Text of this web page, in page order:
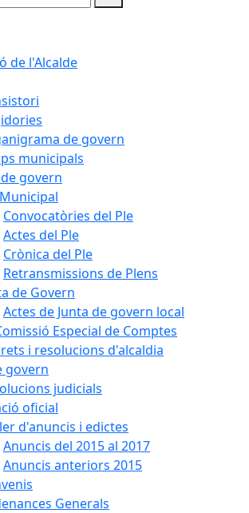
de l'Alcalde
de govern
municipals
govern
Convocatòries del Ple
Actes del Ple
Crònica del Ple
Retransmissions de Plens
de Govern
Actes de Junta de govern local
Especial de Comptes
i resolucions d'alcaldia
govern
judicials
oficial
d'anuncis i edictes
Anuncis del 2015 al 2017
Anuncis anteriors 2015
Generals